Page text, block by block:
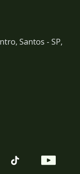
Santos - SP,